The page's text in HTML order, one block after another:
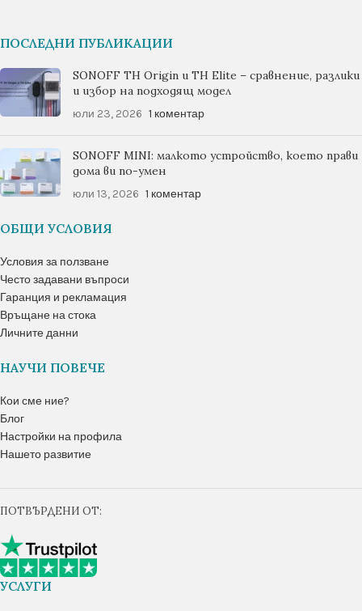
ПОСЛЕДНИ ПУБЛИКАЦИИ
SONOFF TH Origin и TH Elite – сравнение, разлики
и избор на подходящ модел
юли 23, 2026 1 коментар
SONOFF MINI: малкото устройство, което прави
дома ви по-умен
юли 13, 2026 1 коментар
ОБЩИ УСЛОВИЯ
Условия за ползване
Често задавани въпроси
Гаранция и рекламация
Връщане на стока
Личните данни
НАУЧИ ПОВЕЧЕ
Кои сме ние?
Блог
Настройки на профила
Нашето развитие
ПОТВЪРДЕНИ ОТ:
УСЛУГИ